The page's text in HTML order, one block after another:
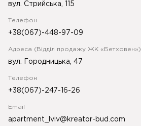
вул. Стрийська, 115
Телефон
+38(067)-448-97-09
Адреса (Відділ продажу ЖК «Бетховен»)
вул. Городницька, 47
Телефон
+38(067)-247-16-26
Email
apartment_lviv@kreator-bud.com